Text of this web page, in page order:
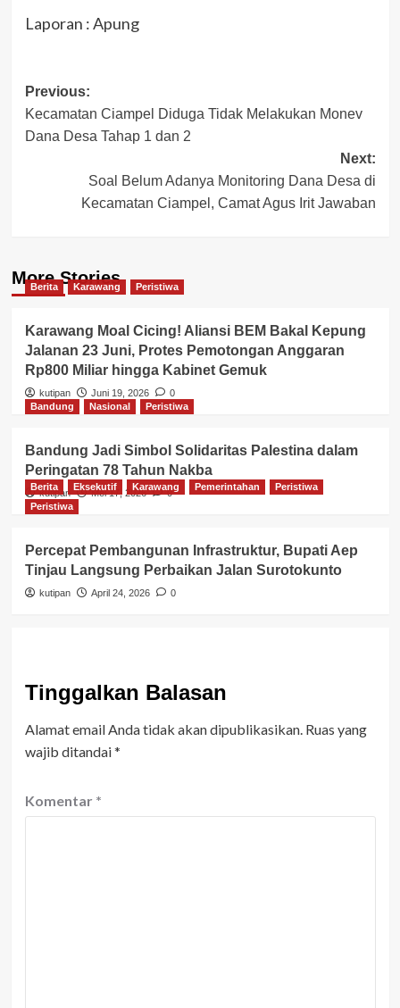
Laporan : Apung
Post
navigation
Previous:
Kecamatan Ciampel Diduga Tidak Melakukan Monev
Dana Desa Tahap 1 dan 2
Next:
Soal Belum Adanya Monitoring Dana Desa di
Kecamatan Ciampel, Camat Agus Irit Jawaban
More Stories
Berita Karawang Peristiwa
Karawang Moal Cicing! Aliansi BEM Bakal Kepung
Jalanan 23 Juni, Protes Pemotongan Anggaran
Rp800 Miliar hingga Kabinet Gemuk
kutipan Juni 19, 2026
0
Bandung
Nasional Peristiwa
Bandung Jadi Simbol Solidaritas Palestina dalam
Peringatan 78 Tahun Nakba
kutipan Mei 17, 2026 0
Berita Eksekutif Karawang Pemerintahan
Peristiwa
Peristiwa
Percepat Pembangunan Infrastruktur, Bupati Aep
Tinjau Langsung Perbaikan Jalan Surotokunto
kutipan April 24, 2026 0
Tinggalkan Balasan
Alamat email Anda tidak akan dipublikasikan. Ruas yang
wajib ditandai*
Komentar *